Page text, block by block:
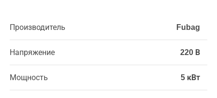
Производитель Fubag
Напряжение 220 В
Мощность 5 кВт